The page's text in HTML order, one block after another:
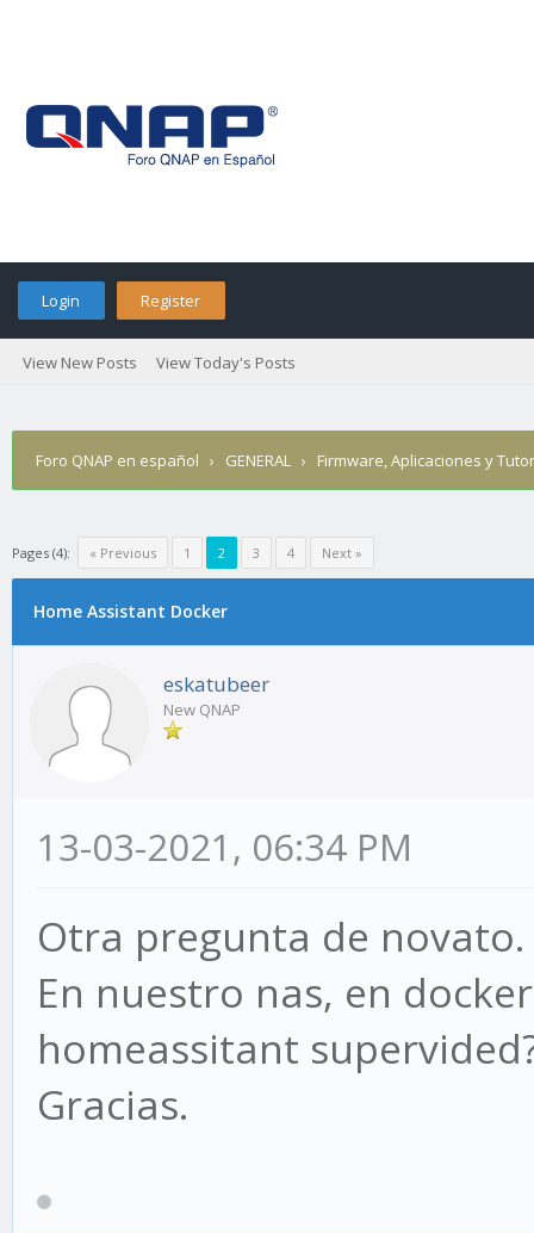
Login Register
View New Posts View Today's Posts
Foro QNAP en español › GENERAL › Firmware, Aplicaciones y
Pages (4): « Previous 1 2 3 4 Next »
Home Assistant Docker
eskatubeer
New QNAP
13-03-2021, 06:34 PM
Otra pregunta de novato.
En nuestro nas, en
homeassitant
Gracias.